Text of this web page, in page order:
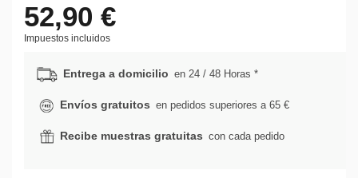
52,90 €
Impuestos incluidos
Entrega a domicilio en 24 / 48 Horas *
Envíos gratuitos en pedidos superiores a 65 €
Recibe muestras gratuitas con cada pedido